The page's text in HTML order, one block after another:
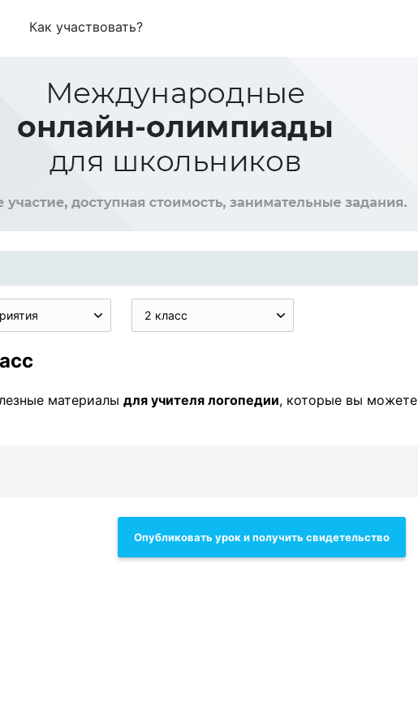
Как участвовать?
2 класс
материалы для учителя логопедии, которые вы можете
Опубликовать урок и получить свидетельство